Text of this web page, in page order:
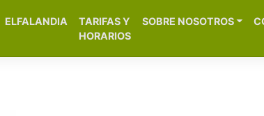
ELFALANDIA
TARIFAS Y
HORARIOS
SOBRE NOSOTROS